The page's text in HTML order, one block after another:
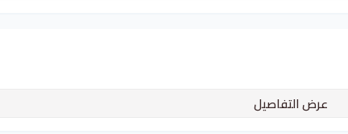
عرض التفاصيل